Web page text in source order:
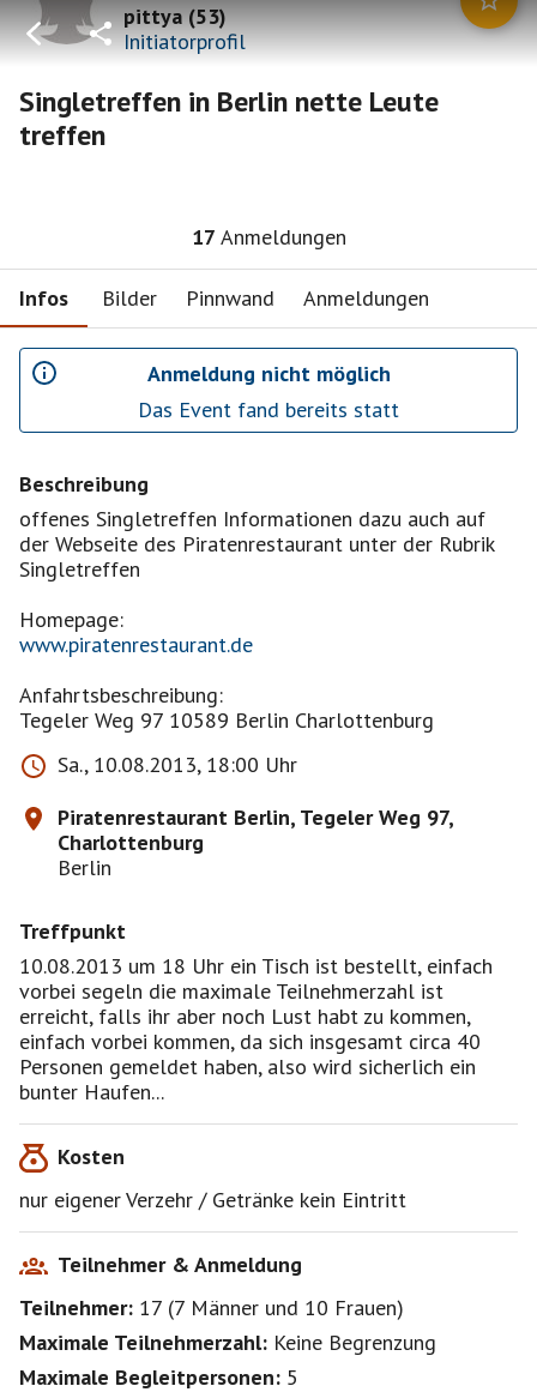
pittya(53)
Initiatorprofil
Singletreffen in Berlin nette Leute
treffen
17 Anmeldungen
Infos Bilder Pinnwand Anmeldungen
Anmeldung nicht möglich
Das Event fand bereits statt
Beschreibung
offenes Singletreffen Informationen dazu auch auf
der Webseite des Piratenrestaurant unter der Rubrik
Singletreffen
www.piratenrestaurant.de
Anfahrtsbeschreibung:
Tegeler Weg 97 10589 Berlin Charlottenburg
Sa., 10.08.2013, 18:00 Uhr
Piratenrestaurant Berlin, Tegeler Weg 97,
Charlottenburg
Berlin
Treffpunkt
10.08.2013 um 18 Uhr ein Tisch ist bestellt, einfach
vorbei segeln die maximale Teilnehmerzahl ist
erreicht, falls ihr aber noch Lust habt zu kommen,
einfach vorbei kommen, da sich insgesamt circa 40
Personen gemeldet haben, also wird sicherlich ein
bunter Haufen...
Kosten
nur eigener Verzehr / Getränke kein Eintritt
Teilnehmer & Anmeldung
Teilnehmer: 17 (7 Männer und 10 Frauen)
Maximale Teilnehmerzahl: Keine Begrenzung
Maximale Begleitpersonen: 5